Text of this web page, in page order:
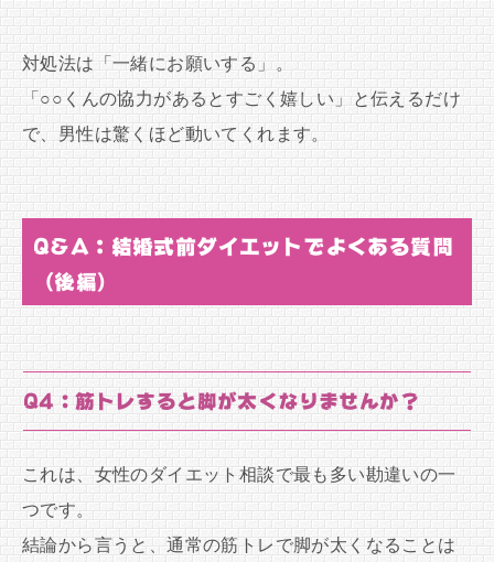
対処法は「一緒にお願いする」。
「○○くんの協力があるとすごく嬉しい」と伝えるだけ
で、男性は驚くほど動いてくれます。
Q&A：結婚式前ダイエットでよくある質問
（後編）
Q4：筋トレすると脚が太くなりませんか？
これは、女性のダイエット相談で最も多い勘違いの一
つです。
結論から言うと、通常の筋トレで脚が太くなることは